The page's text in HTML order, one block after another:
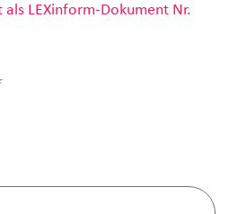
als LEXinform-Dokument Nr.